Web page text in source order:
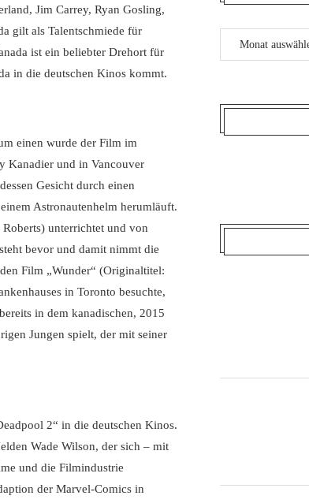
Jim Carrey, Ryan Gosling,
gilt als Talentschmiede für
ist ein beliebter Drehort für
in die deutschen Kinos kommt.
einen wurde der Film im
Kanadier und in Vancouver
Gesicht durch einen
Astronautenhelm herumläuft.
unterrichtet und von
bevor und damit nimmt die
Film „Wunder“ (Originaltitel:
in Toronto besuchte,
in dem kanadischen, 2015
Jungen spielt, der mit seiner
2“ in die deutschen Kinos.
Wade Wilson, der sich – mit
und die Filmindustrie
der Marvel-Comics in